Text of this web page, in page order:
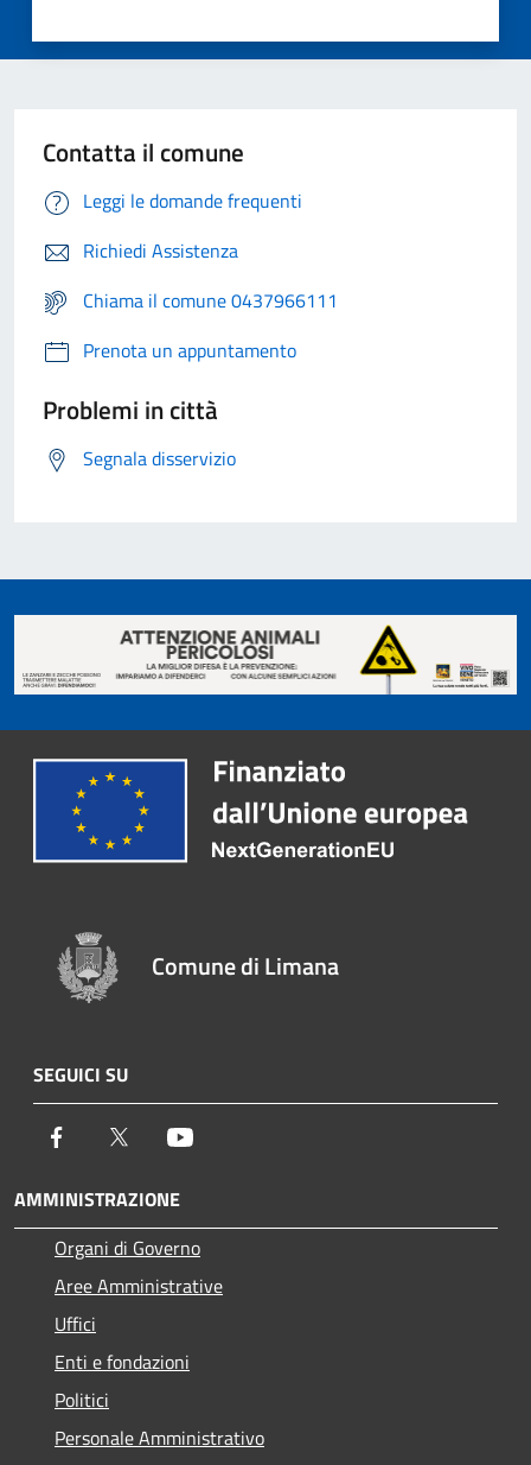
Contatta il comune
Leggi le domande frequenti
Richiedi Assistenza
Chiama il comune 0437966111
Prenota un appuntamento
Problemi in città
Segnala disservizio
Comune di Limana
SEGUICI SU
Facebook Twitter
AMMINISTRAZIONE
Organi di Governo
Aree Amministrative
Uffici
Enti e fondazioni
Politici
Personale Amministrativo